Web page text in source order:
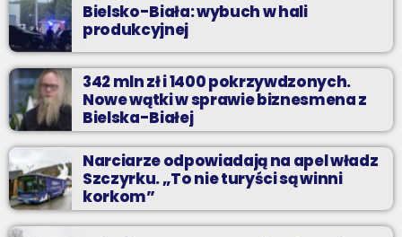
Bielsko-Biała: wybuch w hali
produkcyjnej
342 mln zł i 1400 pokrzywdzonych.
Nowe wątki w sprawie biznesmena z
Bielska-Białej
Narciarze odpowiadają na apel władz
Szczyrku. „To nie turyści są winni
korkom”